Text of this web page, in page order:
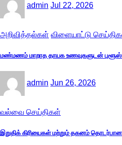
admin Jul 22, 2026
அறிவித்தல்கள் விளையாட்டு
மண்மணம் மாறாத தாயக உணவுகளுடன் புளூஸ்
admin Jun 26, 2026
வல்வை செய்திகள்
இறுதிக் கிரியைகள் மற்றும் தகனம்